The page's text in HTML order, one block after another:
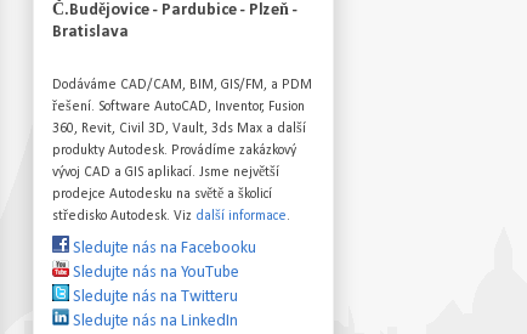
Č.Budějovice - Pardubice - Plzeň -
Bratislava
Dodáváme CAD/CAM, BIM, GIS/FM, a PDM
řešení. Software AutoCAD, Inventor, Fusion
360, Revit, Civil 3D, Vault, 3ds Max a další
produkty Autodesk. Provádíme zakázkový
vývoj CAD a GIS aplikací. Jsme největší
prodejce Autodesku na světě a školicí
středisko Autodesk. Viz další informace.
Sledujte nás na Facebooku
Sledujte nás na YouTube
Sledujte nás na Twitteru
Sledujte nás na LinkedIn